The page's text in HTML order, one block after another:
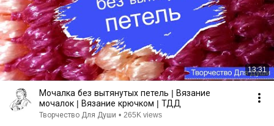
13:31
Мочалка без вытянутых петель | Вязание
мочалок | Вязание крючком | ТДД
Творчество Для Души • 265K views